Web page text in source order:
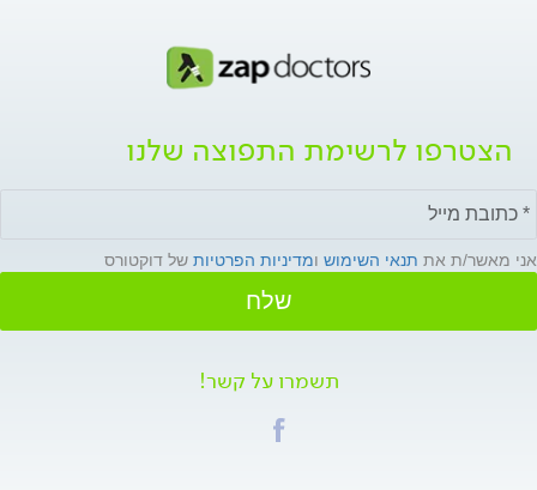
הצטרפו לרשימת התפוצה שלנו
אני מאשר/ת את תנאי השימוש ומדיניות הפרטיות של דוקטורס
שלח
תשמרו על קשר!